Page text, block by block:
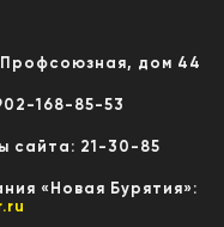
дом 44
168-85-53
сайта: 21-30-85
«Новая Бурятия»: